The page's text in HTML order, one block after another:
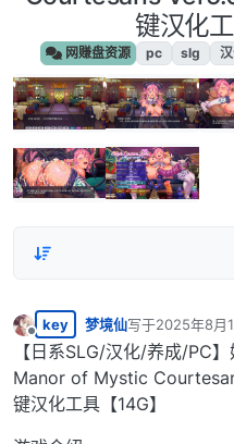
键汉化工
网赚盘资源 pc slg
离线
key 梦境仙写于2025年8月
最后由 编辑
【日系SLG/汉化/养成/PC
Manor of Mystic
键汉化工具【14G】